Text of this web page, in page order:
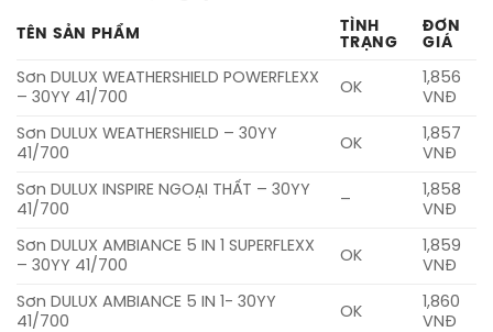
TÊN SẢN PHẨM
TÌNH
TRẠNG
ĐƠN
GIÁ
Sơn DULUX WEATHERSHIELD POWERFLEXX
– 30YY 41/700
OK
1,856
VNĐ
Sơn DULUX WEATHERSHIELD – 30YY
41/700
OK
1,857
VNĐ
Sơn DULUX INSPIRE NGOẠI THẤT – 30YY
41/700
–
1,858
VNĐ
Sơn DULUX AMBIANCE 5 IN 1 SUPERFLEXX
– 30YY 41/700
OK
1,859
VNĐ
Sơn DULUX AMBIANCE 5 IN 1- 30YY
41/700
OK
1,860
VNĐ